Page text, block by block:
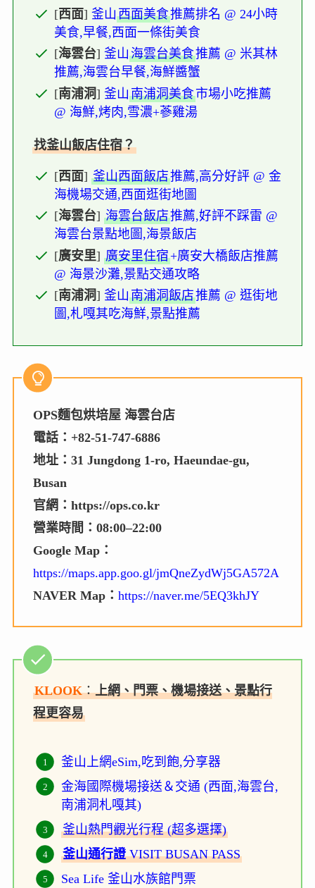
[西面]釜山西面美食推薦排名 @ 24小時
美食,早餐,西面一條街美食
[海雲台]釜山海雲台美食推薦 @ 米其林
推薦,海雲台早餐,海鮮醬蟹
[南浦洞]釜山南浦洞美食市場小吃推薦
@ 海鮮,烤肉,雪濃+蔘雞湯
找釜山飯店住宿？
[西面]釜山西面飯店推薦,高分好評 @ 金
海機場交通,西面逛街地圖
[海雲台]海雲台飯店推薦,好評不踩雷 @
海雲台景點地圖,海景飯店
[廣安里]廣安里住宿+廣安大橋飯店推薦
@ 海景沙灘,景點交通攻略
[南浦洞]釜山南浦洞飯店推薦 @ 逛街地
圖,札嘎其吃海鮮,景點推薦
OPS麵包烘培屋 海雲台店
電話：+82-51-747-6886
地址：31 Jungdong 1-ro, Haeundae-gu,
Busan
官網：https://ops.co.kr
營業時間：08:00–22:00
Google Map：
https://maps.app.goo.gl/jmQneZydWj5GA572A
NAVER Map： https://naver.me/5EQ3khJY
KLOOK：上網、門票、機場接送、景點行
程更容易
釜山上網eSim,吃到飽,分享器
金海國際機場接送＆交通 (西面,海雲台,
南浦洞札嘎其)
釜山熱門觀光行程 (超多選擇)
釜山通行證VISIT BUSAN PASS
Sea Life 釜山水族館門票